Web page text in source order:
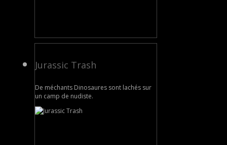
Jurassic Trash
De méchants Dinosaures sont lachés sur
un camp de nudiste.